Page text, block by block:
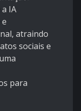
IA
atraindo
sociais e
para